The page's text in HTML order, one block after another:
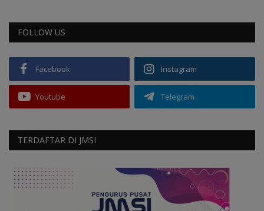
FOLLOW US
Facebook Instagram
Youtube Telegram
TERDAFTAR DI JMSI